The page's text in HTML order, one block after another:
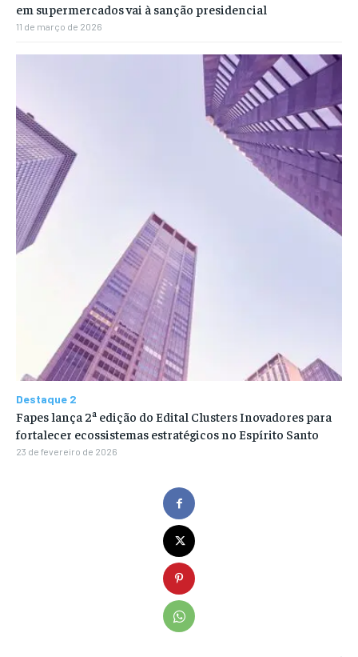
em supermercados vai à sanção presidencial
11 de março de 2026
Destaque 2
Fapes lança 2ª edição do Edital Clusters Inovadores para
fortalecer ecossistemas estratégicos no Espírito Santo
23 de fevereiro de 2026